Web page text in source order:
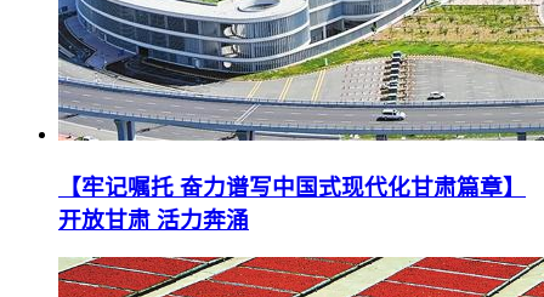
【牢记嘱托 奋力谱写中国式现代化甘肃篇章】
开放甘肃 活力奔涌